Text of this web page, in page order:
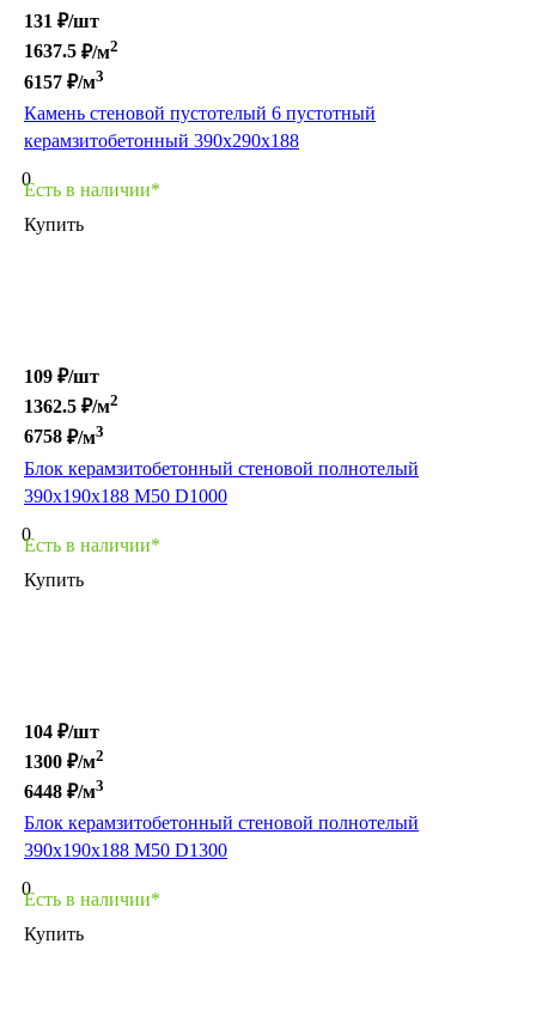
131 ₽/шт
1637.5 ₽/м2
6157 ₽/м3
Камень стеновой пустотелый 6 пустотный
керамзитобетонный 390х290х188
0
Есть в наличии*
Купить
109 ₽/шт
1362.5 ₽/м2
6758 ₽/м3
Блок керамзитобетонный стеновой полнотелый
390х190х188 М50 D1000
0
Есть в наличии*
Купить
104 ₽/шт
1300 ₽/м2
6448 ₽/м3
Блок керамзитобетонный стеновой полнотелый
390х190х188 М50 D1300
0
Есть в наличии*
Купить